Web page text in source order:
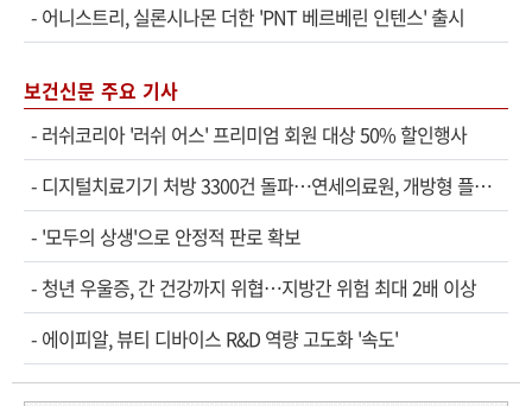
- 어니스트리, 실론시나몬 더한 'PNT 베르베린 인텐스' 출시
보건신문 주요 기사
- 러쉬코리아 '러쉬 어스' 프리미엄 회원 대상 50% 할인행사
- 디지털치료기기 처방 3300건 돌파…연세의료원, 개방형 플랫폼 성과 공개
- '모두의 상생'으로 안정적 판로 확보
- 청년 우울증, 간 건강까지 위협…지방간 위험 최대 2배 이상
- 에이피알, 뷰티 디바이스 R&D 역량 고도화 '속도'